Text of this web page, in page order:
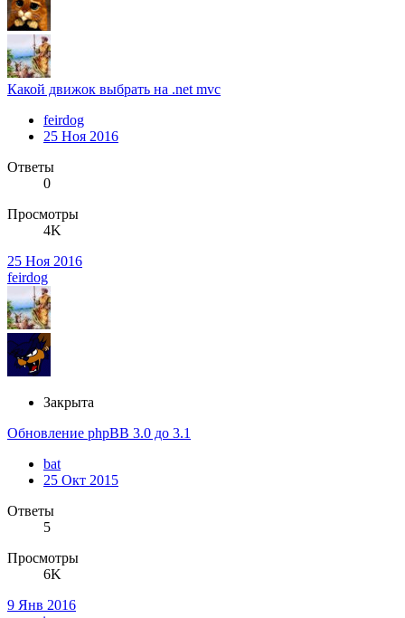
Какой движок выбрать на .net mvc
feirdog
25 Ноя 2016
Ответы
0
Просмотры
4K
25 Ноя 2016
feirdog
Закрыта
Обновление phpBB 3.0 до 3.1
bat
25 Окт 2015
Ответы
5
Просмотры
6K
9 Янв 2016